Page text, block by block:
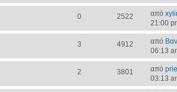
0 2522 από
21:00
3 4912 από
06:13
2 3801 από
03:13